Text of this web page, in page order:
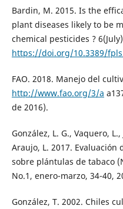
Bardin, M. 2015. Is the
plant diseases likely to be
chemical pesticides ?
https://doi.org/10.3389/
FAO. 2018. Manejo del
http://www.fao.org/3/a
de 2016).
González, L. G., Vaquero,
Araujo, L. 2017.
sobre plántulas de tabaco
No.1, enero-marzo, 34-40,
González, T. 2002. Chiles